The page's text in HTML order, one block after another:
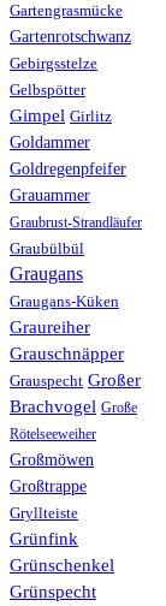
Gartengrasmücke
Gartenrotschwanz
Gebirgsstelze
Gelbspötter
Gimpel Girlitz
Goldammer
Goldregenpfeifer
Grauammer
Graubrust-Strandläufer
Graubülbül
Graugans
Graugans-Küken
Graureiher
Grauschnäpper
Grauspecht Großer
Brachvogel Große
Rötelseeweiher
Großmöwen
Großtrappe
Gryllteiste
Grünfink
Grünschenkel
Grünspecht